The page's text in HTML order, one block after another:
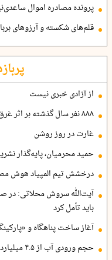
پرونده مصادره اموال
قلم‌های شکسته و آرزوهای
از آزادی خبری نیست
۸۸۸ نفر سال گذشته بر اثر غرق‌شدگی جان باختند
غارت در روز روشن
حمید محرمیان، پایه‌گذار
درخشش تیم المپیاد هوش
آیت‌الله سروش محلاتی:
باید تأمل کرد
آغاز ساخت پناهگاه و
حجم ورودی آب از ۴.۵ میلیارد مترمکعب گذشت؛ دریاچه ارومیه جان گرفت